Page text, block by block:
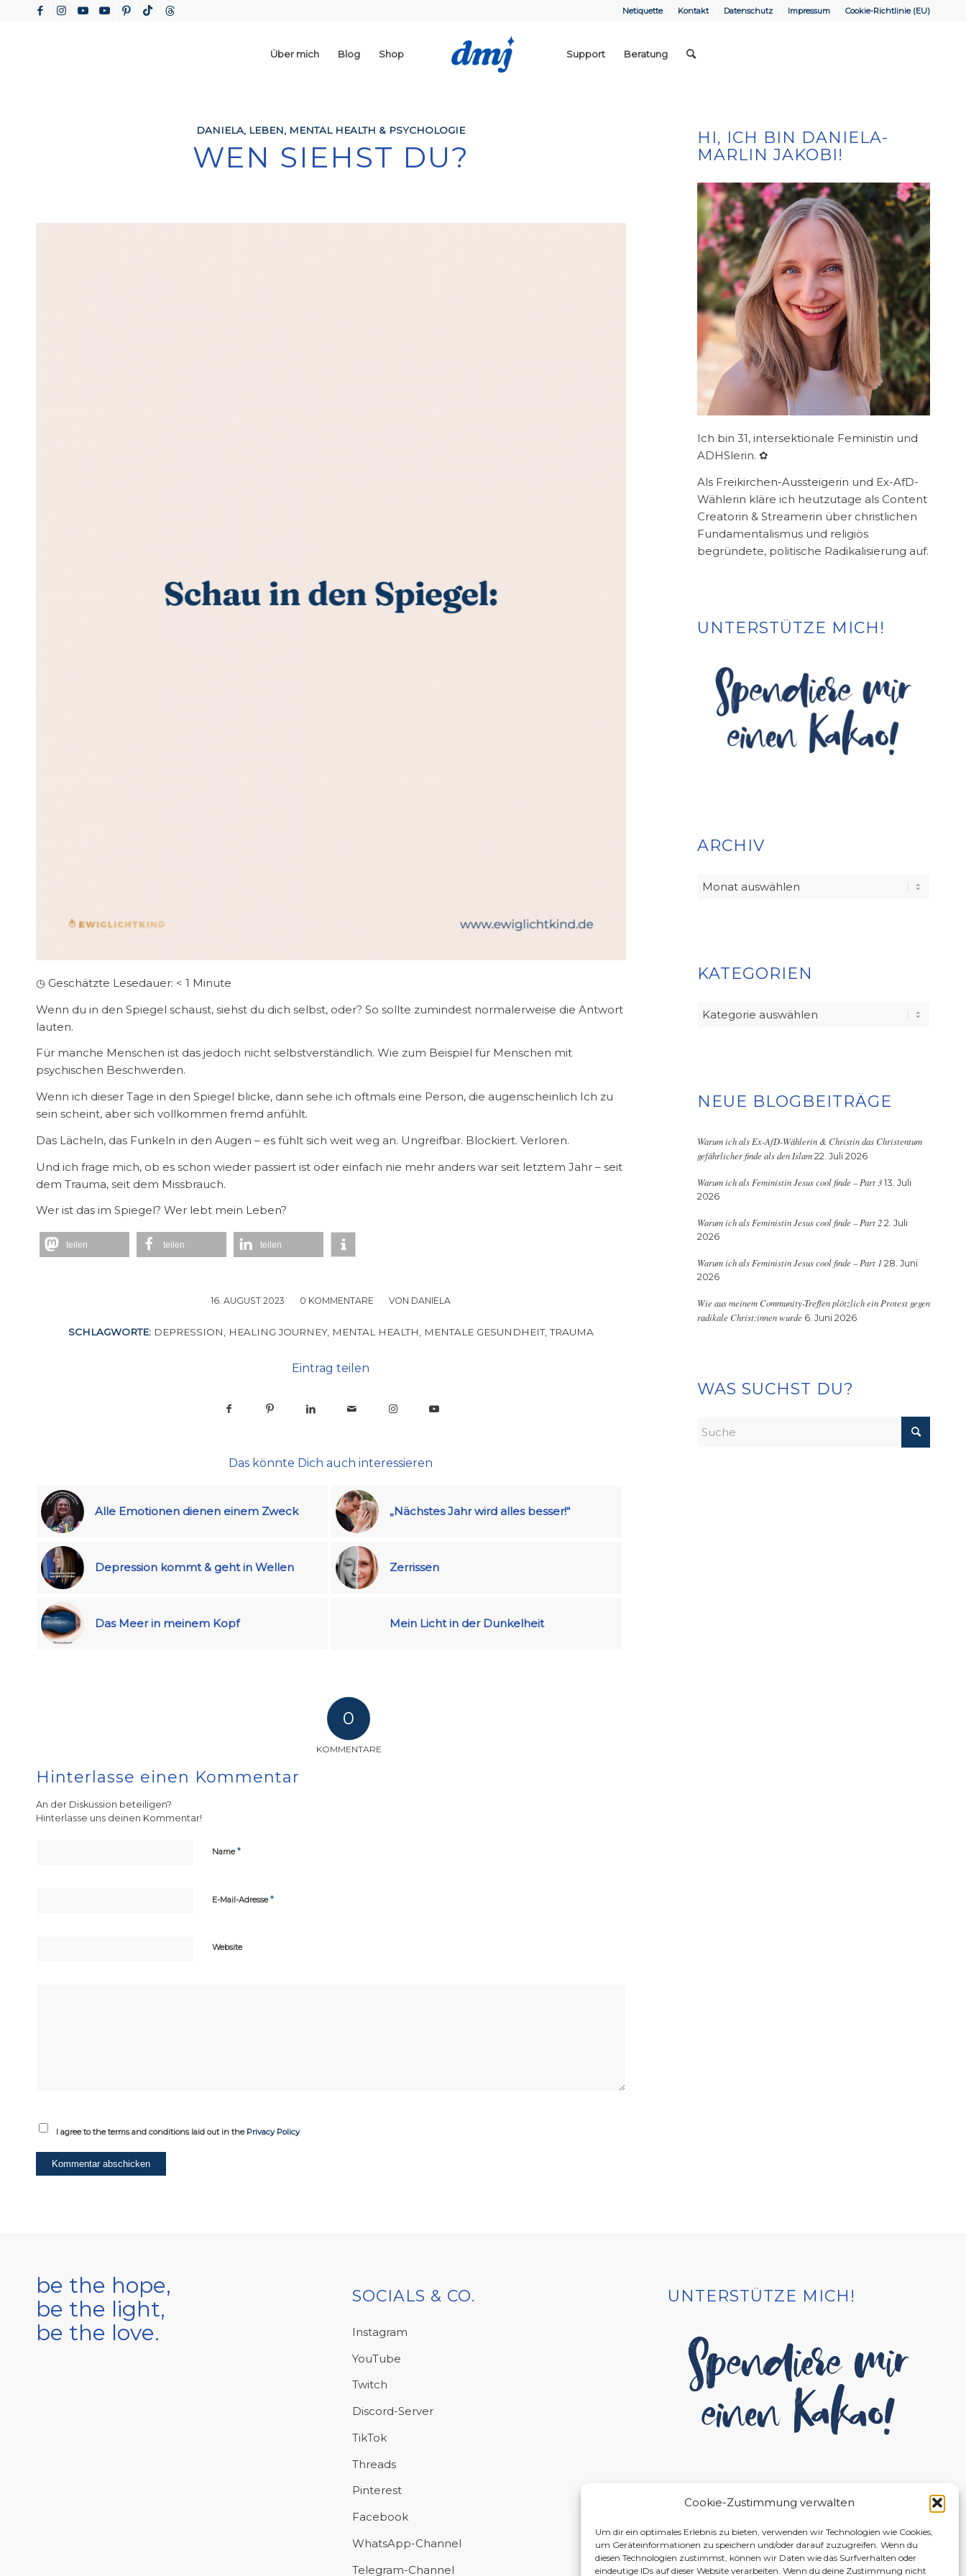
Cookie-Zustimmung verwalten
Um dir ein optimales Erlebnis zu bieten, verwenden wir Technologien wie Cookies,
um Geräteinformationen zu speichern und/oder darauf zuzugreifen. Wenn du
diesen Technologien zustimmst, können wir Daten wie das Surfverhalten oder
eindeutige IDs auf dieser Website verarbeiten. Wenn du deine Zustimmung nicht
Netiquette Kontakt Datenschutz Impressum Cookie-Richtlinie (EU)
Über mich Blog Shop Support Beratung
DANIELA, LEBEN, MENTAL HEALTH & PSYCHOLOGIE
WEN SIEHST DU?
◷ Geschätzte Lesedauer: < 1 Minute
Wenn du in den Spiegel schaust, siehst du dich selbst, oder? So sollte zumindest normalerweise die Antwort
lauten.
Für manche Menschen ist das jedoch nicht selbstverständlich. Wie zum Beispiel für Menschen mit
psychischen Beschwerden.
Wenn ich dieser Tage in den Spiegel blicke, dann sehe ich oftmals eine Person, die augenscheinlich Ich zu
sein scheint, aber sich vollkommen fremd anfühlt.
Das Lächeln, das Funkeln in den Augen – es fühlt sich weit weg an. Ungreifbar. Blockiert. Verloren.
Und ich frage mich, ob es schon wieder passiert ist oder einfach nie mehr anders war seit letztem Jahr – seit
dem Trauma, seit dem Missbrauch.
Wer ist das im Spiegel? Wer lebt mein Leben?
teilen teilen teilen
16. AUGUST 2023
/ 0 KOMMENTARE
/ VON DANIELA
SCHLAGWORTE: DEPRESSION, HEALING JOURNEY, MENTAL HEALTH, MENTALE GESUNDHEIT,TRAUMA
Eintrag teilen
Das könnte Dich auch interessieren
Alle Emotionen dienen einem Zweck „Nächstes Jahr wird alles besser!“
Depression kommt & geht in Wellen Zerrissen
Das Meer in meinem Kopf Mein Licht in der Dunkelheit
0
KOMMENTARE
Hinterlasse einen Kommentar
An der Diskussion beteiligen?
Hinterlasse uns deinen Kommentar!
Name*
E-Mail-Adresse*
Website
I agree to the terms and conditions laid out in the Privacy Policy
HI, ICH BIN DANIELA-
MARLIN JAKOBI!
Ich bin 31, intersektionale Feministin und
ADHSlerin. ✿
Als Freikirchen-Aussteigerin und Ex-AfD-
Wählerin kläre ich heutzutage als Content
Creatorin & Streamerin über christlichen
Fundamentalismus und religiös
begründete, politische Radikalisierung auf.
UNTERSTÜTZE MICH!
ARCHIV
KATEGORIEN
Kategorien
NEUE BLOGBEITRÄGE
Warum ich als Ex-AfD-Wählerin & Christin das Christentum
gefährlicher finde als den Islam 22. Juli 2026
Warum ich als Feministin Jesus cool finde – Part 3 13. Juli
2026
Warum ich als Feministin Jesus cool finde – Part 2 2. Juli
2026
Warum ich als Feministin Jesus cool finde – Part 1 28. Juni
2026
Wie aus meinem Community-Treffen plötzlich ein Protest gegen
radikale Christ:innen wurde 6. Juni 2026
WAS SUCHST DU?
be the hope,
be the light,
be the love.
SOCIALS & CO.
Instagram
YouTube
Twitch
Discord-Server
TikTok
Threads
Pinterest
Facebook
WhatsApp-Channel
Telegram-Channel
UNTERSTÜTZE MICH!